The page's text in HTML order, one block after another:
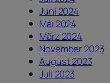
Juni 2024
Mai 2024
März 2024
November 2023
August 2023
Juli 2023